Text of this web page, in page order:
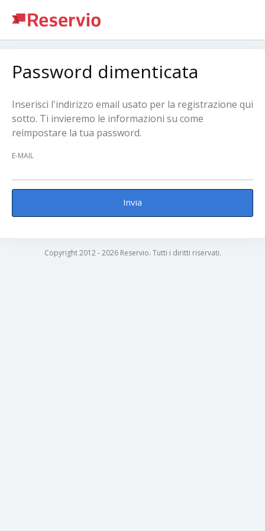
Password dimenticata
Inserisci l'indirizzo email usato per la registrazione qui
sotto. Ti invieremo le informazioni su come
reimpostare la tua password.
E-MAIL
Invia
Copyright 2012 - 2026 Reservio. Tutti i diritti riservati.